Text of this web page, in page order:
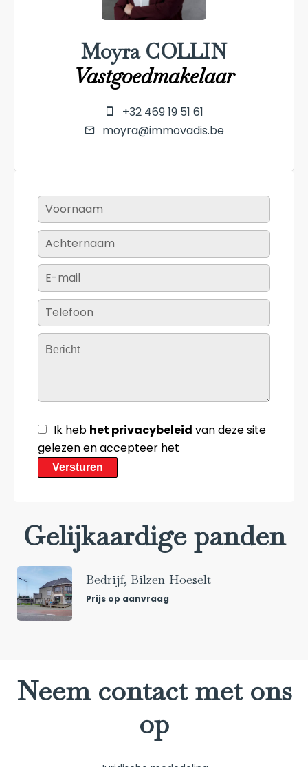
Moyra COLLIN
Vastgoedmakelaar
+32 469 19 51 61
moyra@immovadis.be
Ik heb het privacybeleid van deze site
gelezen en accepteer het
Versturen
Gelijkaardige panden
Bedrijf, Bilzen-Hoeselt
Prijs op aanvraag
Neem contact met ons
op